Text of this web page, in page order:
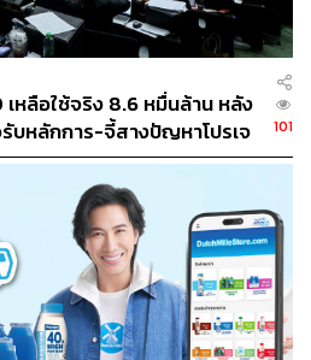
หลือใช้จริง 8.6 หมื่นล้าน หลัง
บหลักการ-จี้สางปัญหาโปรเจ
101